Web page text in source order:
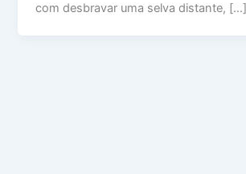
com desbravar uma selva distante, […]